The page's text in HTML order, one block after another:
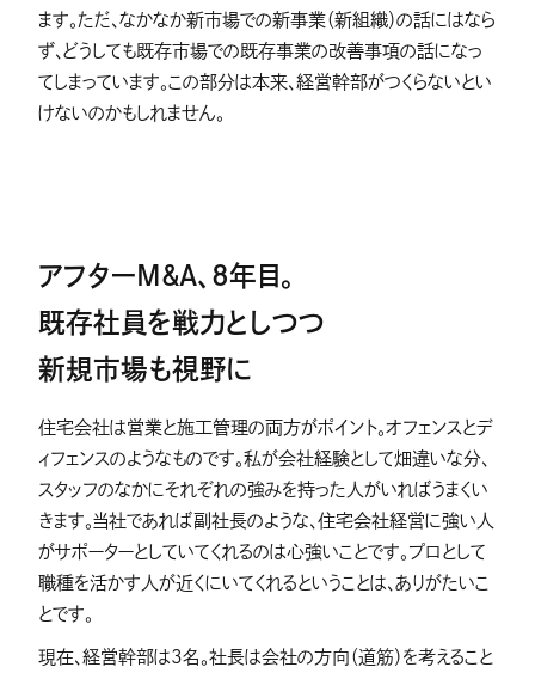
ます。ただ、なかなか新市場での新事業（新組織）の話にはなら
ず、どうしても既存市場での既存事業の改善事項の話になっ
てしまっています。この部分は本来、経営幹部がつくらないとい
けないのかもしれません。
アフターM&A、8年目。
既存社員を戦力としつつ
新規市場も視野に
住宅会社は営業と施工管理の両方がポイント。オフェンスとデ
ィフェンスのようなものです。私が会社経験として畑違いな分、
スタッフのなかにそれぞれの強みを持った人がいればうまくい
きます。当社であれば副社長のような、住宅会社経営に強い人
がサポーターとしていてくれるのは心強いことです。プロとして
職種を活かす人が近くにいてくれるということは、ありがたいこ
とです。
現在、経営幹部は3名。社長は会社の方向（道筋）を考えること